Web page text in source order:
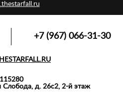
+7 (967) 066-31-30
115280
Слобода, д. 26с2, 2-й этаж